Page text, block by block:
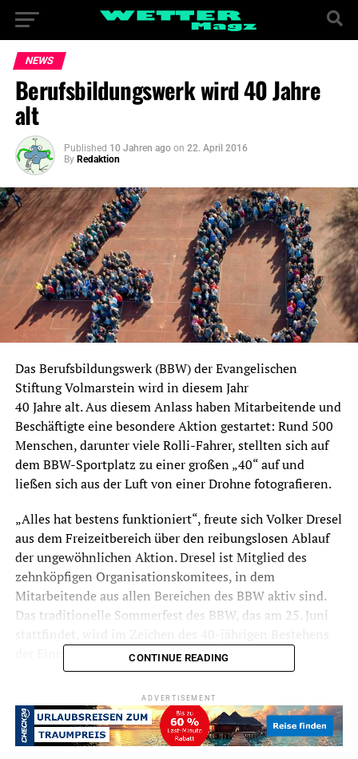
NEWS
Berufsbildungswerk wird 40 Jahre
alt
Published 10 Jahren ago on 22. April 2016
By Redaktion
Das Berufsbildungswerk (BBW) der Evangelischen
Stiftung Volmarstein wird in diesem Jahr
40 Jahre alt. Aus diesem Anlass haben Mitarbeitende und
Beschäftigte eine besondere Aktion gestartet: Rund 500
Menschen, darunter viele Rolli-Fahrer, stellten sich auf
dem BBW-Sportplatz zu einer großen „40“ auf und
ließen sich aus der Luft von einer Drohne fotografieren.
„Alles hat bestens funktioniert“, freute sich Volker Dresel
aus dem Freizeitbereich über den reibungslosen Ablauf
der ungewöhnlichen Aktion. Dresel ist Mitglied des
zehnköpfigen Organisationskomitees, in dem
Mitarbeitende aus allen Bereichen des BBW aktiv sind.
Das traditionelle Sommerfest des BBW, das am 25. Juni
der Einrichtung stehen.CONTINUE READING
ADVERTISEMENT